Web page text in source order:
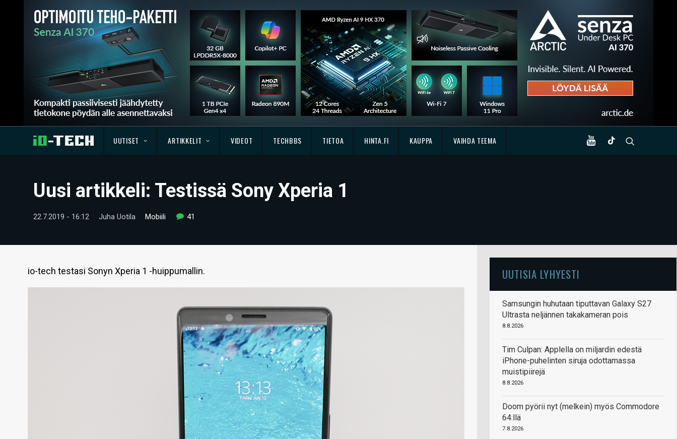
UUTISET ARTIKKELIT VIDEOT TECHBBS TIETOA HINTA.FI KAUPPA VAIHDA TEEMA
Uusi artikkeli: Testissä Sony Xperia 1
22.7.2019 - 16:12 Juha Uotila Mobiili 41
io-tech testasi Sonyn Xperia 1 -huippumallin. UUTISIA LYHYESTI
Samsungin huhutaan tiputtavan Galaxy S27
Ultrasta neljännen takakameran pois
8.8.2026
Tim Culpan: Applella on miljardin edestä
iPhone-puhelinten siruja odottamassa
muistipiirejä
8.8.2026
Doom pyörii nyt (melkein) myös Commodore
64:llä
7.8.2026